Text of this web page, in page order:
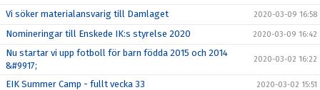
Vi söker materialansvarig till Damlaget 2020-03-09 16:58
Nomineringar till Enskede IK:s styrelse 2020 2020-03-09 16:42
Nu startar vi upp fotboll för barn födda 2015 och 2014
&#9917;
2020-03-02 16:22
EIK Summer Camp - fullt vecka 33 2020-03-02 15:51